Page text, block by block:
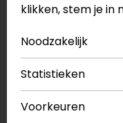
drogen en wrijf
voorkomen.
Opslag:Bewaar
voorkeur in een
klikken, stem je in
Noodzakelijk
Statistieken
Voorkeuren